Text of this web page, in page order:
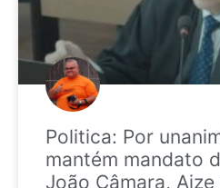
Politica: Por
mantém mandato
João Câmara, Aize